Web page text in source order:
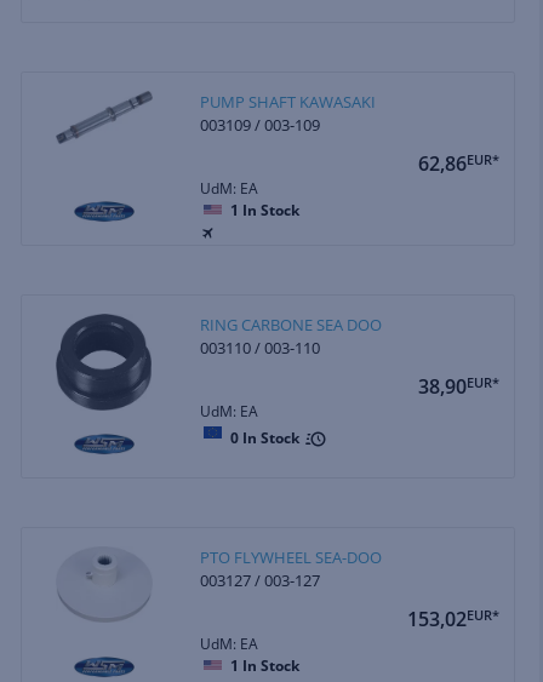
PUMP SHAFT KAWASAKI
003109 / 003-109
62,86EUR*
UdM: EA
1 In Stock
RING CARBONE SEA DOO
003110 / 003-110
38,90EUR*
UdM: EA
0 In Stock
PTO FLYWHEEL SEA-DOO
003127 / 003-127
153,02EUR*
UdM: EA
1 In Stock